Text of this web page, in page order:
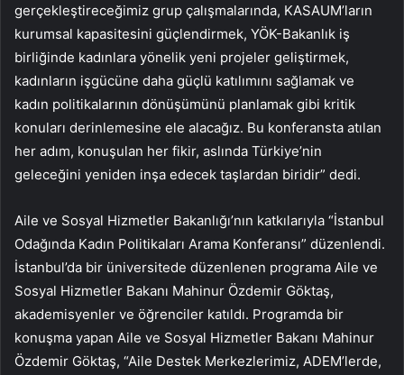
gerçekleştireceğimiz grup çalışmalarında, KASAUM’ların
kurumsal kapasitesini güçlendirmek, YÖK-Bakanlık iş
birliğinde kadınlara yönelik yeni projeler geliştirmek,
kadınların işgücüne daha güçlü katılımını sağlamak ve
kadın politikalarının dönüşümünü planlamak gibi kritik
konuları derinlemesine ele alacağız. Bu konferansta atılan
her adım, konuşulan her fikir, aslında Türkiye’nin
geleceğini yeniden inşa edecek taşlardan biridir” dedi.
Aile ve Sosyal Hizmetler Bakanlığı’nın katkılarıyla “İstanbul
Odağında Kadın Politikaları Arama Konferansı” düzenlendi.
İstanbul’da bir üniversitede düzenlenen programa Aile ve
Sosyal Hizmetler Bakanı Mahinur Özdemir Göktaş,
akademisyenler ve öğrenciler katıldı. Programda bir
konuşma yapan Aile ve Sosyal Hizmetler Bakanı Mahinur
Özdemir Göktaş, “Aile Destek Merkezlerimiz, ADEM’lerde,